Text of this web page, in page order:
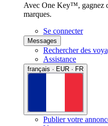
Avec One Key™, gagnez
marques.
Se connecter
Messages
Rechercher des
Assistance
français · EUR · FR
Publier votre